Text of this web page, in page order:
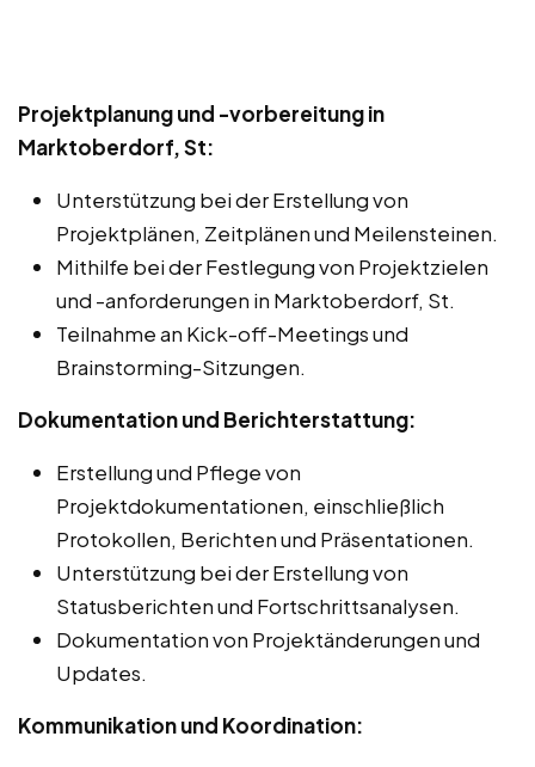
Projektplanung und -vorbereitung in
Marktoberdorf, St:
Unterstützung bei der Erstellung von
Projektplänen, Zeitplänen und Meilensteinen.
Mithilfe bei der Festlegung von Projektzielen
und -anforderungen in Marktoberdorf, St.
Teilnahme an Kick-off-Meetings und
Brainstorming-Sitzungen.
Dokumentation und Berichterstattung:
Erstellung und Pflege von
Projektdokumentationen, einschließlich
Protokollen, Berichten und Präsentationen.
Unterstützung bei der Erstellung von
Statusberichten und Fortschrittsanalysen.
Dokumentation von Projektänderungen und
Updates.
Kommunikation und Koordination: